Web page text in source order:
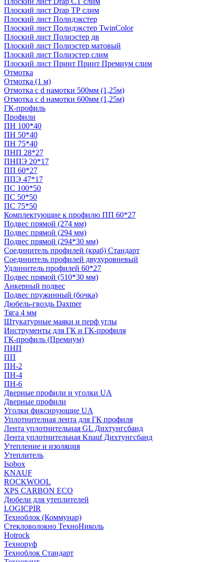
Плоский лист Drap ТР слим
Плоский лист Полидэкстер
Плоский лист Полидэкстер TwinColor
Плоский лист Полиэстер дв
Плоский лист Полиэстер матовый
Плоский лист Полиэстер слим
Плоский лист Принт Принт Премиум слим
Отмотка
Отмотка (1 м)
Отмотка с d намотки 500мм (1,25м)
Отмотка с d намотки 600мм (1,25м)
ГК-профиль
Профили
ПН 100*40
ПН 50*40
ПН 75*40
ПНП 28*27
ПНПЭ 20*17
ПП 60*27
ППЭ 47*17
ПС 100*50
ПС 50*50
ПС 75*50
Комплектующие к профилю ПП 60*27
Подвес прямой (274 мм)
Подвес прямой (294 мм)
Подвес прямой (294*30 мм)
Соединитель профилей (краб) Стандарт
Соединитель профилей двухуровневый
Удлинитель профилей 60*27
Подвес прямой (510*30 мм)
Анкерный подвес
Подвес пружинный (бочка)
Дюбель-гвоздь Daxmer
Тяга 4 мм
Штукатурные маяки и перф углы
Инструменты для ГК и ГК-профиля
ГК-профиль (Премиум)
ПНП
ПП
ПН-2
ПН-4
ПН-6
Дверные профили и уголки UA
Дверные профили
Уголки фиксирующие UA
Уплотнителная лента для ГК профиля
Лента уплотнительная GL Дихтунгсбанд
Лента уплотнительная Knauf Дихтунгсбанд
Утепление и изоляция
Утеплитель
Isobox
KNAUF
ROCKWOOL
XPS CARBON ECO
Дюбели для утеплителей
LOGICPIR
Техноблок (Коммунар)
Стекловолокно ТехноНиколь
Hotrock
Технoруф
Техноблок Стандарт